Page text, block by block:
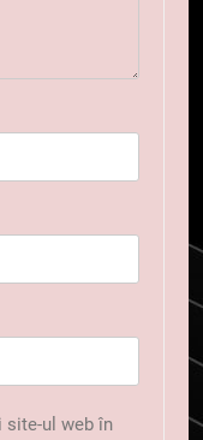
site-ul web în